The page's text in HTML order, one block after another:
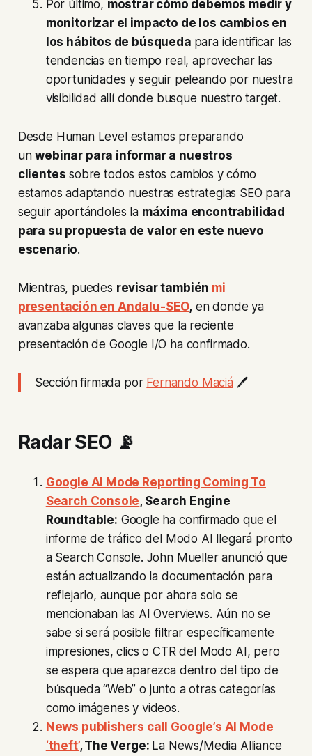
Por último, mostrar cómo debemos medir y
monitorizar el impacto de los cambios en
los hábitos de búsqueda para identificar las
tendencias en tiempo real, aprovechar las
oportunidades y seguir peleando por nuestra
visibilidad allí donde busque nuestro target.
Desde Human Level estamos preparando
unwebinar para informar a nuestros
clientes sobre todos estos cambios y cómo
estamos adaptando nuestras estrategias SEO para
seguir aportándoles la máxima encontrabilidad
para su propuesta de valor en este nuevo
escenario.
Mientras, puedes revisar también mi
presentación en Andalu-SEO, en donde ya
avanzaba algunas claves que la reciente
presentación de Google I/O ha confirmado.
Sección firmada por Fernando Maciá 🖊️
Radar SEO 📡
Google AI Mode Reporting Coming To
Search Console, Search Engine
Roundtable: Google ha confirmado que el
informe de tráfico del Modo AI llegará pronto
a Search Console. John Mueller anunció que
están actualizando la documentación para
reflejarlo, aunque por ahora solo se
mencionaban las AI Overviews. Aún no se
sabe si será posible filtrar específicamente
impresiones, clics o CTR del Modo AI, pero
se espera que aparezca dentro del tipo de
búsqueda “Web” o junto a otras categorías
como imágenes y videos.
News publishers call Google’s AI Mode
‘theft’, The Verge: La News/Media Alliance